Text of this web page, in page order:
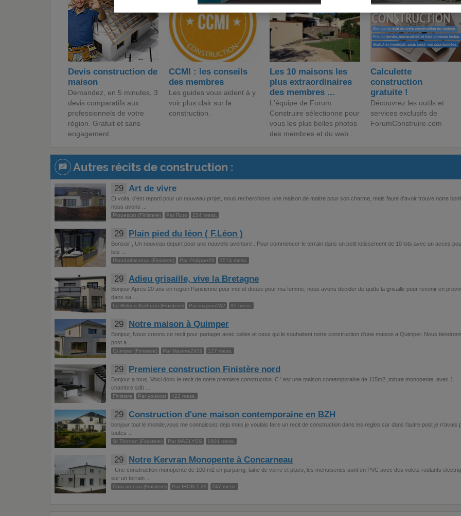
Devis construction de
maison
Demandez, en 5 minutes, 3
devis comparatifs aux
professionnels de votre
région. Gratuit et sans
engagement.
CCMI : les conseils
des membres
Les guides vous aident à y
voir plus clair sur la
construction.
Les 10 maisons les
plus extraordinaires
des membres ...
L'équipe de Forum
Construire sélectionne pour
vous les plus belles photos
des membres et du web.
Calculette
construction
gratuite !
Découvrez les outils et
services exclusifs de
ForumConstruire.com
Autres récits de construction :
29 Art de vivre
Et voila, c'est reparti pour un nouveau projet, nous recherchions une maison de maitre pour son charme, mais faute d'avoir trouve notre
nous avons ...
Plouescat (Finistere) Par Ruto 234 mess.
29 Plain pied du léon ( F.Léon )
Bonsoir , Un nouveau depart pour une nouvelle aventure . Pour commencer le terrain dans un petit lotissement de 10 lots avec un acces
lots ...
Ploudalmezeau (Finistere) Par Philippe29 3574 mess.
29 Adieu grisaille, vive la Bretagne
Bonjour Apres 20 ans en region Parisienne pour moi et douze pour ma femme, nous avons decider de quitte la grisaille pour revenir en
dans sa ...
Le Relecq Kerhuon (Finistere) Par magma242 95 mess.
29 Notre maison à Quimper
Bonjour, Nous creons ce recit pour partager avec celles et ceux qui le souhaitent notre construction d'une maison a Quimper. Nous
post a ...
Quimper (Finistere) Par Maxime2939 127 mess.
29 Premiere construction Finistère nord
Bonjour a tous, Voici donc le recit de notre premiere construction. C ' est une maison contemporaine de 115m2 ,toiture monopente, avec 1
chambre sdb ...
Finistere Par youkost 422 mess.
29 Construction d'une maison contemporaine en BZH
bonjour tout le monde,vous me connaissez deja mais je voulais faire un recit de construction dans les regles car dans l'autre post je n'avais
toutes ...
St Thonan (Finistere) Par MAELYSS 1604 mess.
29 Notre Kervran Monopente à Concarneau
- Une construction monopente de 100 m2 en parpaing, laine de verre et placo, les menuiseries sont en PVC avec des volets roulants
sur un terrain ...
Concarneau (Finistere) Par IRON T 29 247 mess.